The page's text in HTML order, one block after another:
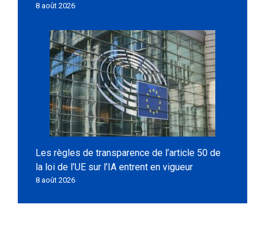
8 août 2026
Les règles de transparence de l’article 50 de
la loi de l’UE sur l’IA entrent en vigueur
8 août 2026